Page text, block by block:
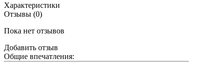
Характеристики
Отзывы (0)
Пока нет отзывов
Добавить отзыв
Общие впечатления: